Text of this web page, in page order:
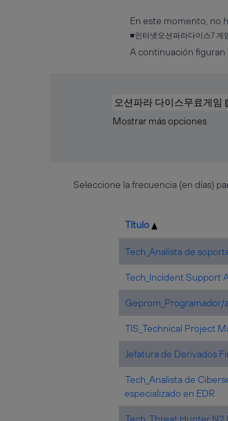
En este momento, no
■인터넷오션파라다이스7
A continuación figuran
Mostrar más opciones
Seleccione la frecuencia (en días)
Título
Tech_Analista de
Tech_Incident Support
Geprom_Programador/
TIS_Technical Project
Jefatura de Derivados
Tech_Analista de
especializado en EDR